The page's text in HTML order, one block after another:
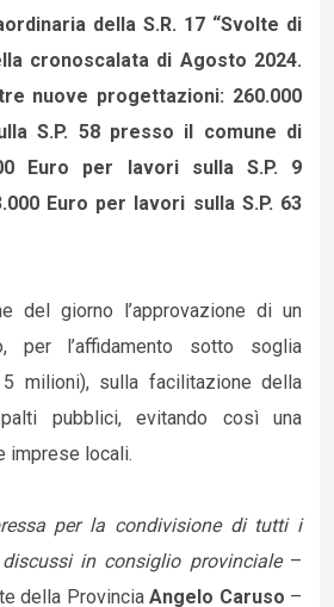
della S.R. 17 “Svolte di
cronoscalata di Agosto 2024.
nuove progettazioni: 260.000
S.P. 58 presso il comune di
Euro per lavori sulla S.P. 9
Euro per lavori sulla S.P. 63
del giorno l’approvazione di un
per l’affidamento sotto soglia
milioni), sulla facilitazione della
pubblici, evitando così una
imprese locali.
per la condivisione di tutti i
in consiglio provinciale–
della Provincia Angelo Caruso –